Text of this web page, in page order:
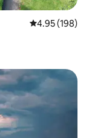
Calificación
4.95 (198)